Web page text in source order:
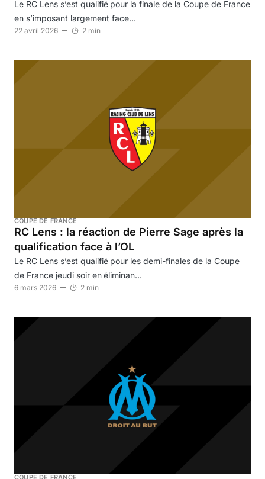
Le RC Lens s’est qualifié pour la finale de la Coupe de France
en s’imposant largement face…
22 avril 2026 2 min
COUPE DE FRANCE
RC Lens : la réaction de Pierre Sage après la
qualification face à l’OL
Le RC Lens s’est qualifié pour les demi-finales de la Coupe
de France jeudi soir en éliminan…
6 mars 2026 2 min